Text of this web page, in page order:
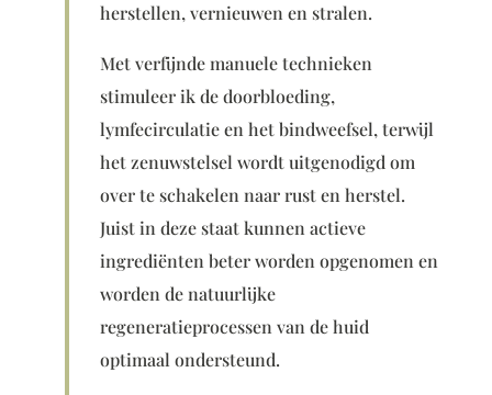
herstellen, vernieuwen en stralen.
Met verfijnde manuele technieken
stimuleer ik de doorbloeding,
lymfecirculatie en het bindweefsel, terwijl
het zenuwstelsel wordt uitgenodigd om
over te schakelen naar rust en herstel.
Juist in deze staat kunnen actieve
ingrediënten beter worden opgenomen en
worden de natuurlijke
regeneratieprocessen van de huid
optimaal ondersteund.